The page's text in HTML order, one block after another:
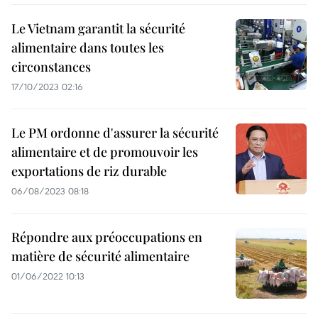
Le Vietnam garantit la sécurité
alimentaire dans toutes les
circonstances
17/10/2023 02:16
Le PM ordonne d'assurer la sécurité
alimentaire et de promouvoir les
exportations de riz durable
06/08/2023 08:18
Répondre aux préoccupations en
matière de sécurité alimentaire
01/06/2022 10:13